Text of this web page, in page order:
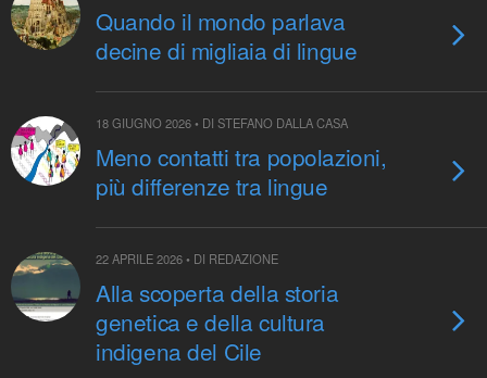
Quando il mondo parlava
decine di migliaia di lingue
18 GIUGNO 2026 • DI STEFANO DALLA CASA
Meno contatti tra popolazioni,
più differenze tra lingue
22 APRILE 2026 • DI REDAZIONE
Alla scoperta della storia
genetica e della cultura
indigena del Cile